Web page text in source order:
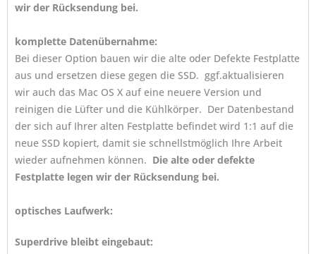
wir der Rücksendung bei.
komplette Datenübernahme:
Bei dieser Option bauen wir die alte oder Defekte Festplatte
aus und ersetzen diese gegen die SSD. ggf.aktualisieren
wir auch das Mac OS X auf eine neuere Version und
reinigen die Lüfter und die Kühlkörper. Der Datenbestand
der sich auf Ihrer alten Festplatte befindet wird 1:1 auf die
neue SSD kopiert, damit sie schnellstmöglich Ihre Arbeit
wieder aufnehmen können. Die alte oder defekte
Festplatte legen wir der Rücksendung bei.
optisches Laufwerk:
Superdrive bleibt eingebaut: